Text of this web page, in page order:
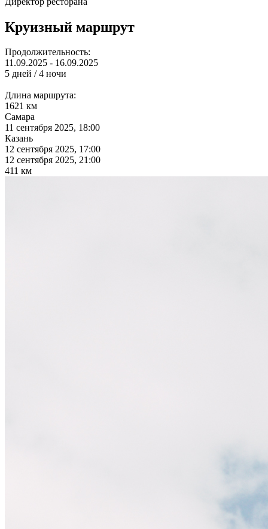
Круизный маршрут
Продолжительность:
11.09.2025 - 16.09.2025
5 дней / 4 ночи
Длина маршрута:
1621 км
Самара
11 сентября 2025, 18:00
Казань
12 сентября 2025, 17:00
12 сентября 2025, 21:00
411 км